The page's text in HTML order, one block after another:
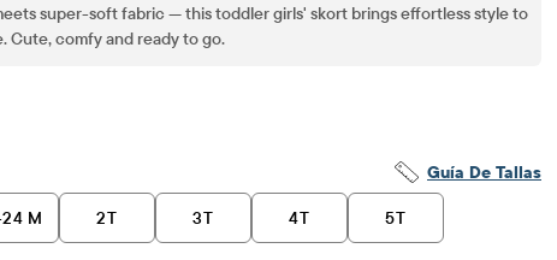
super-soft fabric — this toddler girls' skort brings effortless style to
Cute, comfy and ready to go.
Guía De Tallas
M 2T 3T 4T 5T